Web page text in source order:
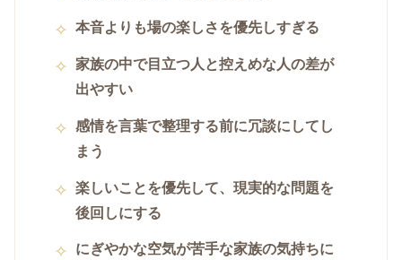
本音よりも場の楽しさを優先しすぎる
家族の中で目立つ人と控えめな人の差が
出やすい
感情を言葉で整理する前に冗談にしてし
まう
楽しいことを優先して、現実的な問題を
後回しにする
にぎやかな空気が苦手な家族の気持ちに